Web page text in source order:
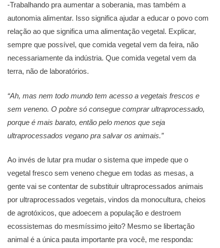
-Trabalhando pra aumentar a soberania, mas também a
autonomia alimentar. Isso significa ajudar a educar o povo com
relação ao que significa uma alimentação vegetal. Explicar,
sempre que possível, que comida vegetal vem da feira, não
necessariamente da indústria. Que comida vegetal vem da
terra, não de laboratórios.
“Ah, mas nem todo mundo tem acesso a vegetais frescos e
sem veneno. O pobre só consegue comprar ultraprocessado,
porque é mais barato, então pelo menos que seja
ultraprocessados vegano pra salvar os animais.”
Ao invés de lutar pra mudar o sistema que impede que o
vegetal fresco sem veneno chegue em todas as mesas, a
gente vai se contentar de substituir ultraprocessados animais
por ultraprocessados vegetais, vindos da monocultura, cheios
de agrotóxicos, que adoecem a população e destroem
ecossistemas do mesmíssimo jeito? Mesmo se libertação
animal é a única pauta importante pra você, me responda: